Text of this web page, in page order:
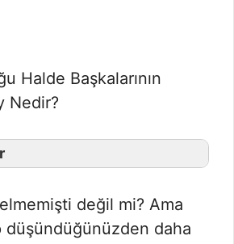
Halde Başkalarının
Nedir?
değil mi? Ama
düşündüğünüzden daha